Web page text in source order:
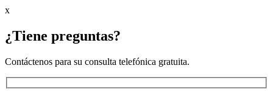
x
¿Tiene preguntas?
Contáctenos para su consulta telefónica gratuita.